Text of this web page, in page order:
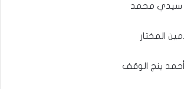
سيدي محمد
المختار
ينج الوقف